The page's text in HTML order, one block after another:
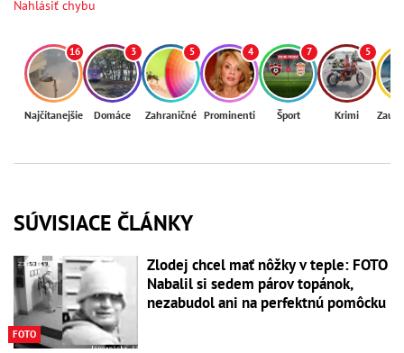
Nahlásiť chybu
16
Najčítanejšie
3
Domáce
5
Zahraničné
4
Prominenti
7
Šport
5
Krimi
SÚVISIACE ČLÁNKY
FOTO
Zlodej chcel mať nôžky v teple: FOTO
Nabalil si sedem párov topánok,
nezabudol ani na perfektnú pomôcku